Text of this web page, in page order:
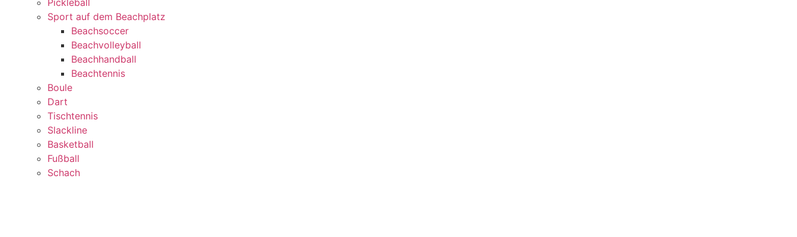
Pickleball
Sport auf dem Beachplatz
Beachsoccer
Beachvolleyball
Beachhandball
Beachtennis
Boule
Dart
Tischtennis
Slackline
Basketball
Fußball
Schach